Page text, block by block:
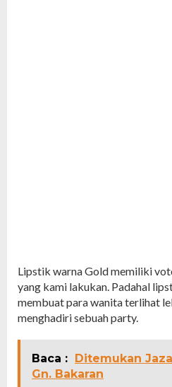
Lipstik warna Gold memiliki
yang kami lakukan. Padahal
membuat para wanita terlihat
menghadiri sebuah party.
Baca :
Ditemukan
Gn. Bakaran